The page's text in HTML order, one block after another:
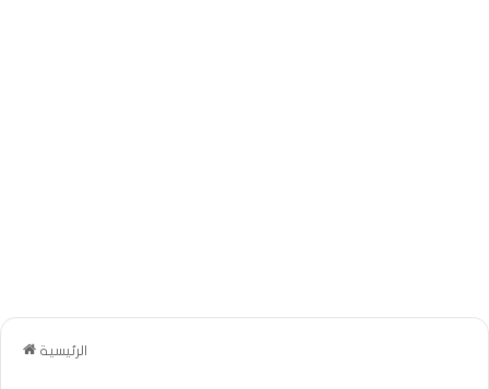
الرئيسية